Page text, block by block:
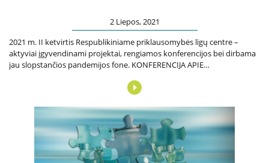
Priklausomybių konsultantai
CRAFT specialistų konsultacijos
Informacija tėvams
2 Liepos, 2021
2021 m. II ketvirtis Respublikiniame priklausomybės ligų centre –
aktyviai įgyvendinami projektai, rengiamos konferencijos bei dirbama
jau slopstančios pandemijos fone. KONFERENCIJA APIE